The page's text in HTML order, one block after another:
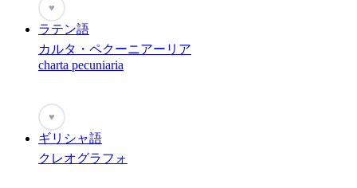
♥
ラテン語
カルタ・ペクーニアーリア
charta pecuniaria
♥
ギリシャ語
クレオグラフォ